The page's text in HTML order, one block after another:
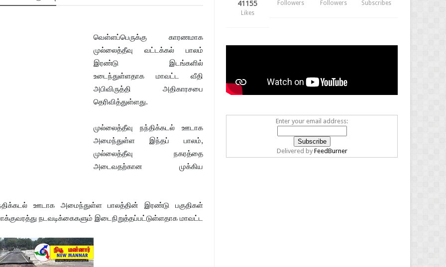
வெள்ளப்பெருக்கு காரணமாக
முல்லைத்தீவு வட்டக்கல் பாலம்
இரண்டு இடங்களில்
உடைந்துள்ளதாக மாவட்ட வீதி
அபிவிருத்தி அதிகாரசபை
தெரிவித்துள்ளது.
முல்லைத்தீவு நந்திக்கடல் ஊடாக
அமைந்துள்ள இந்தப் பாலம்,
முல்லைத்தீவு நகரத்தை
அடைவதற்கான முக்கிய
ஊடாக அமைந்துள்ள பாலத்தின் இரண்டு பகுதிகள்
நடவடிக்கைகளும் இடைநிறுத்தப்பட்டுள்ளதாக மாவட்ட
41155
Likes
Followers Followers Subscribes
Enter your email address:
Delivered by FeedBurner